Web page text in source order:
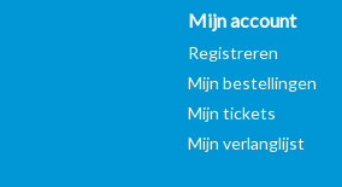
Mijn account
Registreren
Mijn bestellingen
Mijn tickets
Mijn verlanglijst